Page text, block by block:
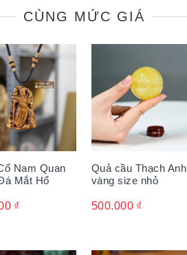
CÙNG MỨC GIÁ
Nam Quan
Mắt Hổ
₫
Quả cầu Thạch Anh
vàng size nhỏ
500.000 ₫